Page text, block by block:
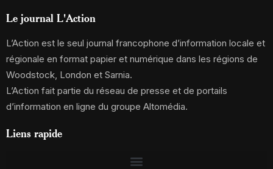
Le journal L'Action
L’Action est le seul journal francophone d’information locale et
régionale en format papier et numérique dans les régions de
Woodstock, London et Sarnia.
L’Action fait partie du réseau de presse et de portails
d’information en ligne du groupe Altomédia.
Liens rapide